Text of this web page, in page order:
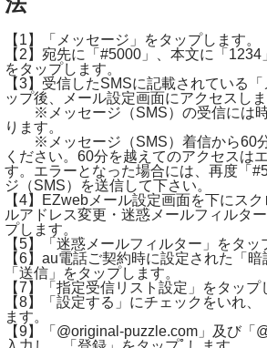
【1】「メッセージ」をタップします。
【2】宛先に「#5000」、本文に「1234
をタップします。
【3】受信したSMSに記載されている
ップ後、メール設定画面にアクセスしま
※メッセージ（SMS）の受信には時
ります。
※メッセージ（SMS）着信から60分
ください。60分を越えてのアクセ
す。エラーとなった場合には、再度「
ジ（SMS）を送信して下さい。
【4】EZwebメール設定画面を下にス
ルアドレス変更・迷惑メールフィルタ
プします。
【5】「迷惑メールフィルター」をタッ
【6】au電話ご契約時に設定された「暗
「送信」をタップします。
【7】「指定受信リスト設定」をタップ
【8】「設定する」にチェックをいれ
ます。
【9】「@original-puzzle.com」及び「